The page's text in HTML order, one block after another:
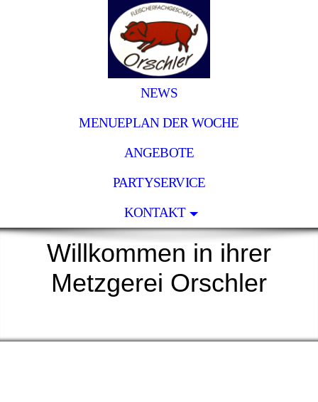
NEWS
MENUEPLAN DER WOCHE
ANGEBOTE
PARTYSERVICE
KONTAKT
Willkommen in ihrer
Metzgerei Orschler